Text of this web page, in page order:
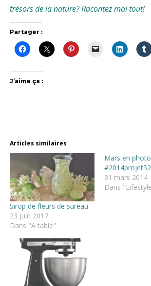
trésors de la nature? Racontez moi tout!
Partager :
J’aime ça :
Articles similaires
Sirop de fleurs de sureau
23 juin 2017
Dans "A table"
Mars en
#2014projet52
31 mars 2014
Dans